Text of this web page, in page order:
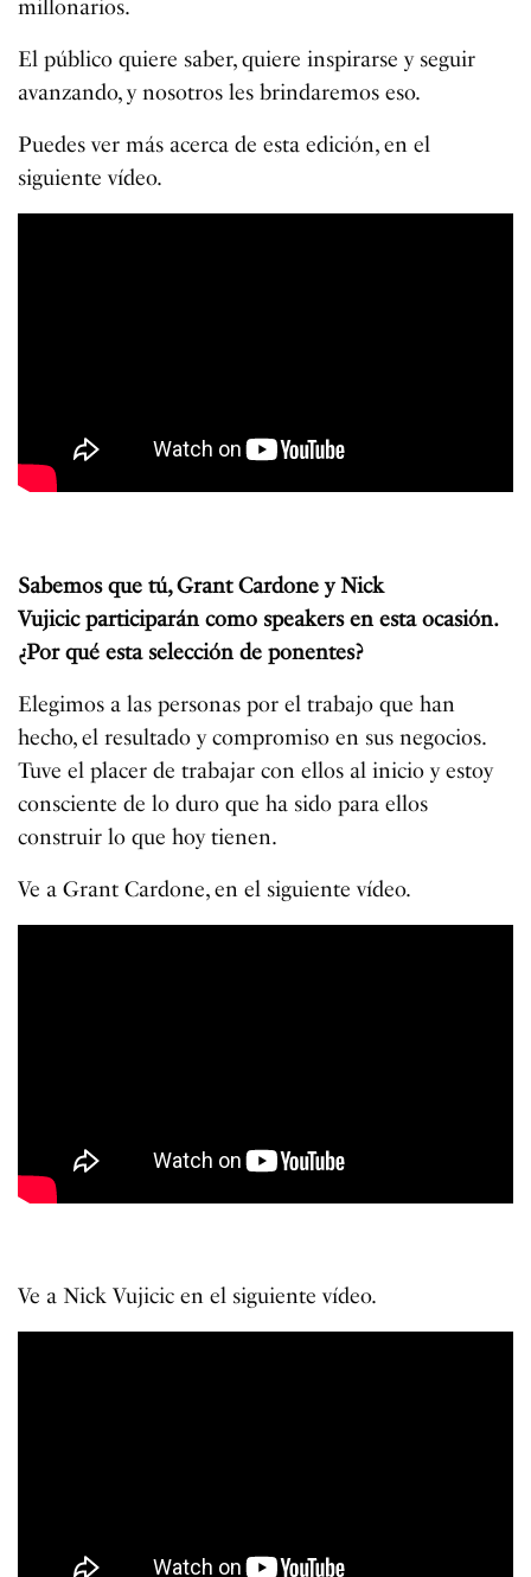
millonarios.
El público quiere saber, quiere inspirarse y seguir
avanzando, y nosotros les brindaremos eso.
Puedes ver más acerca de esta edición, en el
siguiente vídeo.
Sabemos que tú, Grant Cardone y Nick
Vujicic participarán como speakers en esta ocasión.
¿Por qué esta selección de ponentes?
Elegimos a las personas por el trabajo que han
hecho, el resultado y compromiso en sus negocios.
Tuve el placer de trabajar con ellos al inicio y estoy
consciente de lo duro que ha sido para ellos
construir lo que hoy tienen.
Ve a Grant Cardone, en el siguiente vídeo.
Ve a Nick Vujicic en el siguiente vídeo.